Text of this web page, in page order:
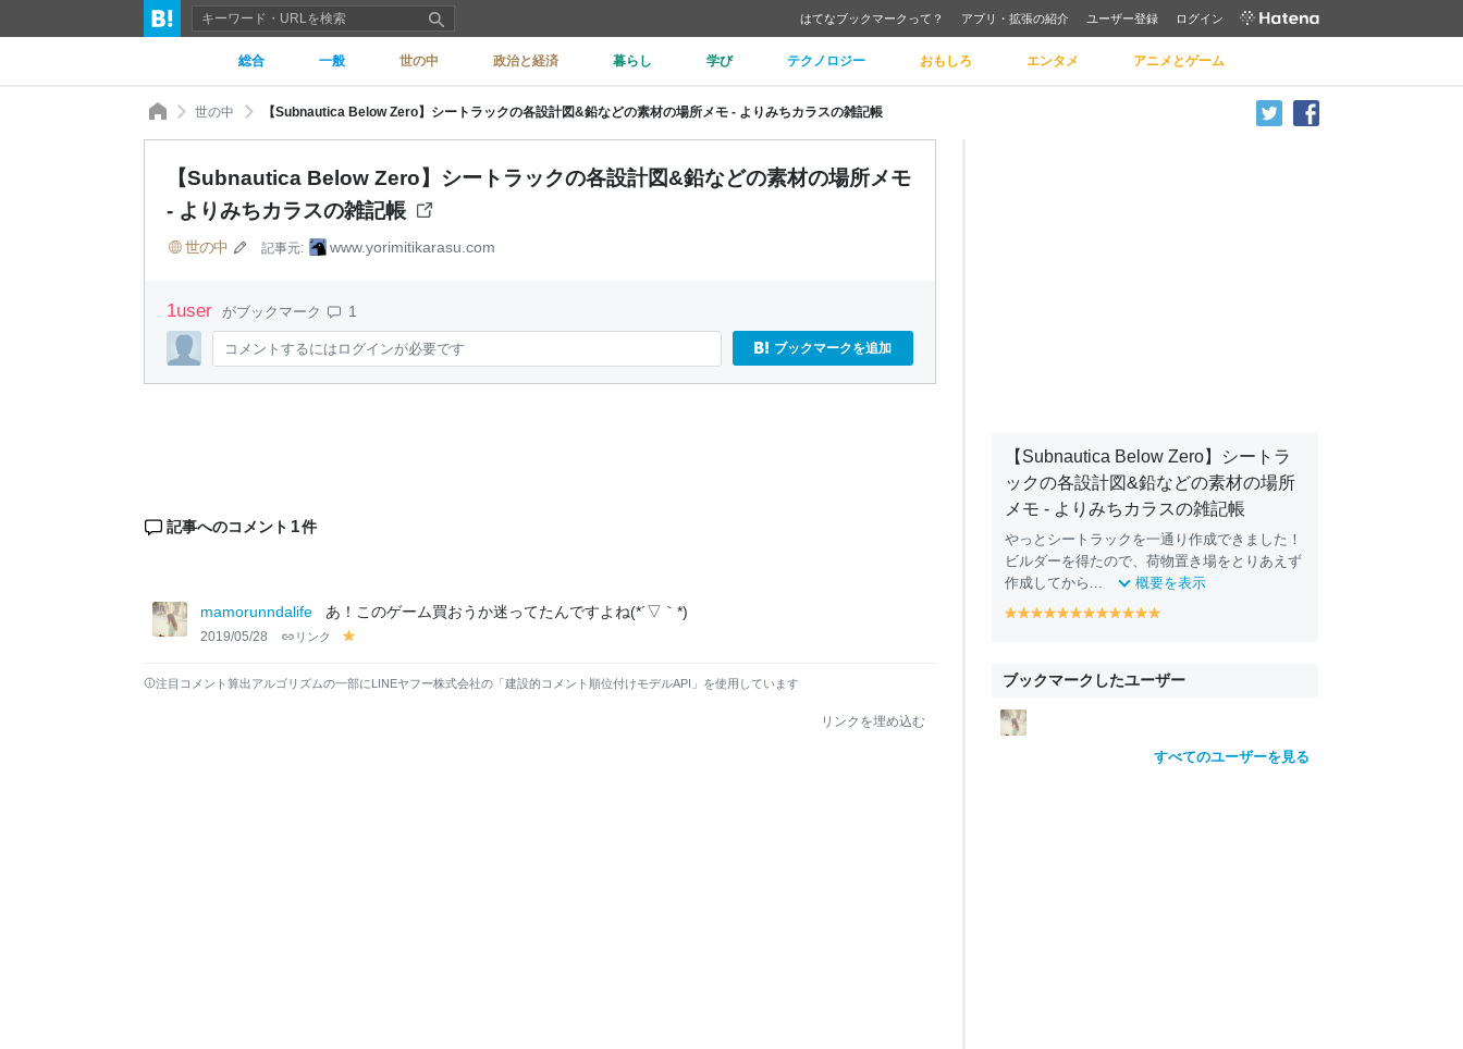
はてなブックマークって？ アプリ・拡張の紹介 ユーザー登録 ログイン
総合 一般 世の中 政治と経済 暮らし 学び テクノロジー おもしろ エンタメ アニメとゲーム
世の中 【Subnautica Below Zero】シートラックの各設計図&鉛などの素材の場所メモ - よりみちカラスの雑記帳
【Subnautica Below Zero】シートラックの各設計図&鉛などの素材の場所メモ
- よりみちカラスの雑記帳
世の中 記事元: www.yorimitikarasu.com
1user がブックマーク 1
コメントするにはログインが必要です ブックマークを追加
記事へのコメント 1件
mamorunndalife あ！このゲーム買おうか迷ってたんですよね(*´▽｀*)
2019/05/28 リンク
lo
注目コメント算出アルゴリズムの一部にLINEヤフー株式会社の「建設的コメント順位付けモデルAPI」を使用しています
リンクを埋め込む
【Subnautica Below Zero】シートラ
ックの各設計図&鉛などの素材の場所
メモ - よりみちカラスの雑記帳
やっとシートラックを一通り作成できました！
ビルダーを得たので、荷物置き場をとりあえず
作成してから...
概要を表示
y
o
y
o
y
o
y
o
y
o
y
o
y
o
y
o
y
o
y
o
y
oo
ブックマークしたユーザー
すべてのユーザーを見る